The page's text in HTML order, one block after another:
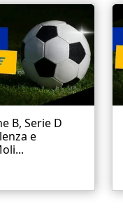
B, Serie D
e